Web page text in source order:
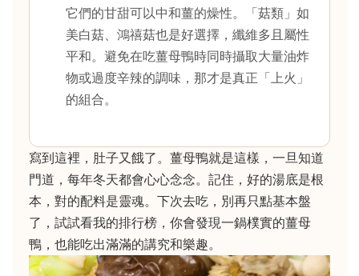
它們的甘甜可以中和薑的燥性。「菇類」如
美白菇、鴻禧菇也是好選擇，纖維多且屬性
平和。避免在吃薑母鴨時同時攝取大量油炸
物或過度辛辣的調味，那才是真正「上火」
的組合。
寫到這裡，肚子又餓了。薑母鴨就是這樣，一旦知道
門道，每年冬天都會心心念念。記住，好的湯底是根
本，對的配料是靈魂。下次去吃，別再只點基本盤
了，試試看我的排行榜，你會發現一鍋樸實的薑母
鴨，也能吃出滿滿的講究和樂趣。